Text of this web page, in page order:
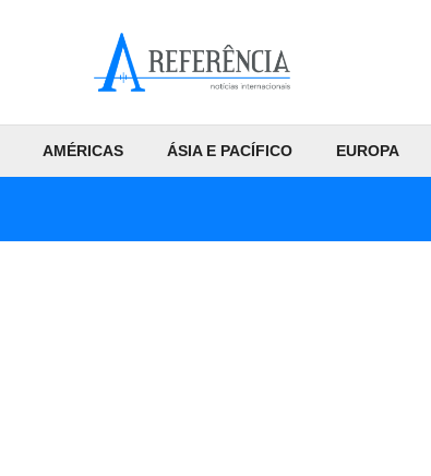
AMÉRICAS ÁSIA E PACÍFICO EUROPA